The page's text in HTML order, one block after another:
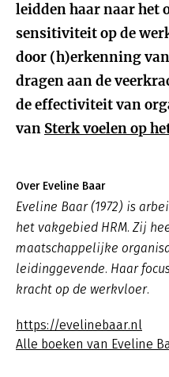
leidden haar naar het
sensitiviteit op de
door (h)erkenning
dragen aan de
de effectiviteit van
van Sterk voelen op
Over Eveline Baar
Eveline Baar (1972) is
het vakgebied HRM. Zij
maatschappelijke
leidinggevende. Haar
kracht op de werkvloer.
https://evelinebaar.nl
Alle boeken van Eveline